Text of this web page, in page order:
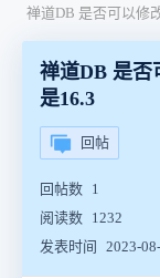
禅道DB 是否
是16.3
回帖
回帖数 1
阅读数 1232
发表时间
2023-